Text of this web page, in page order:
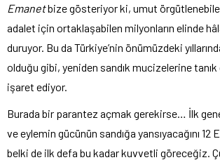
Emanetbize gösteriyor ki, umut
adalet için ortaklaşabilen milyonların elinde
duruyor. Bu da Türkiye’nin önümüzdeki
olduğu gibi, yeniden sandık mucizelerine
işaret ediyor.
Burada bir parantez açmak gerekirse… İlk
ve eylemin gücünün sandığa yansıyacağını 12
belki de ilk defa bu kadar kuvvetli göreceğiz.